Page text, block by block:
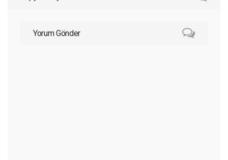
Yorum Gönder